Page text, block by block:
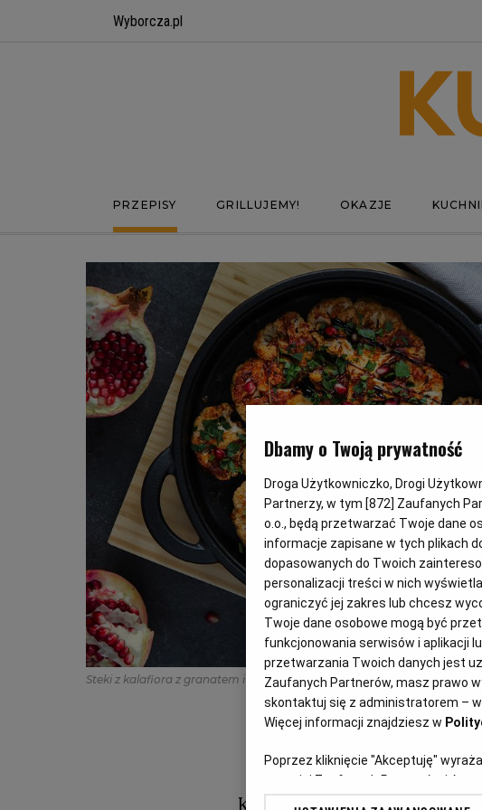
Wyborcza.pl
PRZEPISY GRILLUJEMY! OKAZJE
Steki z kalafiora z granatem i sosem tahini(Fot. Shutterstock)
Dbamy o Twoją prywatność
Droga Użytkowniczko, Drogi
Partnerzy, w tym [872] Zaufanych
o.o., będą przetwarzać Twoje dane
informacje zapisane w tych plikach
dopasowanych do Twoich
personalizacji treści w nich
ograniczyć jej zakres lub chcesz
Twoje dane osobowe mogą być
funkcjonowania serwisów i aplikacji
przetwarzania Twoich danych jest
Zaufanych Partnerów, masz prawo
skontaktuj się z administratorem –
Więcej informacji znajdziesz w
Poprzez kliknięcie "Akceptuję"
z o. o. jej Zaufanych Partnerów i
swoje preferencje dot. plików